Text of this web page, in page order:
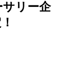
サリー企